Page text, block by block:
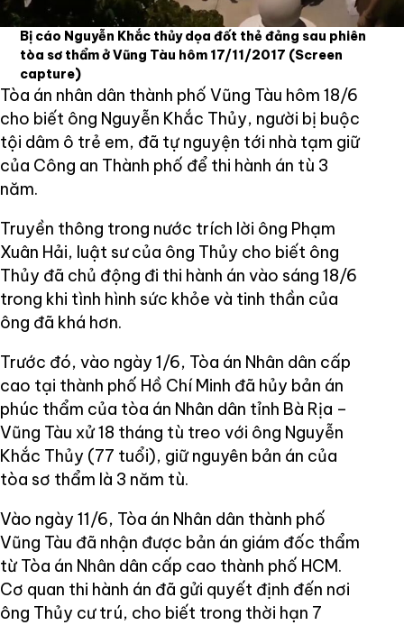
Bị cáo Nguyễn Khắc thủy dọa đốt thẻ đảng sau phiên
tòa sơ thẩm ở Vũng Tàu hôm 17/11/2017 (Screen
capture)
Tòa án nhân dân thành phố Vũng Tàu hôm 18/6
cho biết ông Nguyễn Khắc Thủy, người bị buộc
tội dâm ô trẻ em, đã tự nguyện tới nhà tạm giữ
của Công an Thành phố để thi hành án tù 3
năm.
Truyền thông trong nước trích lời ông Phạm
Xuân Hải, luật sư của ông Thủy cho biết ông
Thủy đã chủ động đi thi hành án vào sáng 18/6
trong khi tình hình sức khỏe và tinh thần của
ông đã khá hơn.
Trước đó, vào ngày 1/6, Tòa án Nhân dân cấp
cao tại thành phố Hồ Chí Minh đã hủy bản án
phúc thẩm của tòa án Nhân dân tỉnh Bà Rịa –
Vũng Tàu xử 18 tháng tù treo với ông Nguyễn
Khắc Thủy (77 tuổi), giữ nguyên bản án của
tòa sơ thẩm là 3 năm tù.
Vào ngày 11/6, Tòa án Nhân dân thành phố
Vũng Tàu đã nhận được bản án giám đốc thẩm
từ Tòa án Nhân dân cấp cao thành phố HCM.
Cơ quan thi hành án đã gửi quyết định đến nơi
ông Thủy cư trú, cho biết trong thời hạn 7